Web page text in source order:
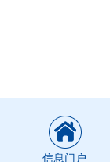
信息门户